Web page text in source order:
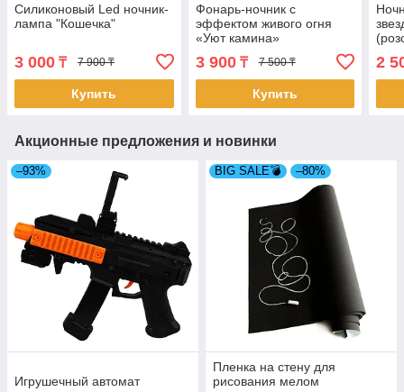
Силиконовый Led ночник-
лампа "Кошечка"
3 000 ₸ 7 900 ₸
Купить
Фонарь-ночник с
эффектом живого огня
«Уют камина»
3 900₸ 7 500 ₸
Купить
2
Акционные предложения и новинки
–93%
Игрушечный автомат
BIG SALE💣 –80%
Пленка на стену для
рисования мелом